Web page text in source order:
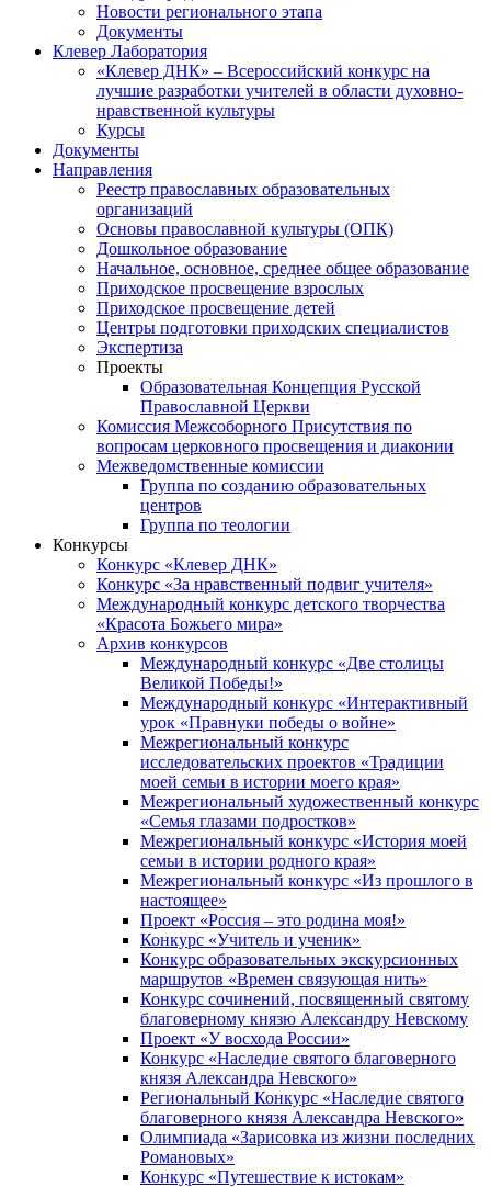
Новости регионального этапа
Документы
Клевер Лаборатория
«Клевер ДНК» – Всероссийский конкурс на
лучшие разработки учителей в области духовно-
нравственной культуры
Курсы
Документы
Направления
Реестр православных образовательных
организаций
Основы православной культуры (ОПК)
Дошкольное образование
Начальное, основное, среднее общее образование
Приходское просвещение взрослых
Приходское просвещение детей
Центры подготовки приходских специалистов
Экспертиза
Проекты
Образовательная Концепция Русской
Православной Церкви
Комиссия Межсоборного Присутствия по
вопросам церковного просвещения и диаконии
Межведомственные комиссии
Группа по созданию образовательных
центров
Группа по теологии
Конкурсы
Конкурс «Клевер ДНК»
Конкурс «За нравственный подвиг учителя»
Международный конкурс детского творчества
«Красота Божьего мира»
Архив конкурсов
Международный конкурс «Две столицы
Великой Победы!»
Международный конкурс «Интерактивный
урок «Правнуки победы о войне»
Межрегиональный конкурс
исследовательских проектов «Традиции
моей семьи в истории моего края»
Межрегиональный художественный конкурс
«Семья глазами подростков»
Межрегиональный конкурс «История моей
семьи в истории родного края»
Межрегиональный конкурс «Из прошлого в
настоящее»
Проект «Россия – это родина моя!»
Конкурс «Учитель и ученик»
Конкурс образовательных экскурсионных
маршрутов «Времен связующая нить»
Конкурс сочинений, посвященный святому
благоверному князю Александру Невскому
Проект «У восхода России»
Конкурс «Наследие святого благоверного
князя Александра Невского»
Региональный Конкурс «Наследие святого
благоверного князя Александра Невского»
Олимпиада «Зарисовка из жизни последних
Романовых»
Конкурс «Путешествие к истокам»